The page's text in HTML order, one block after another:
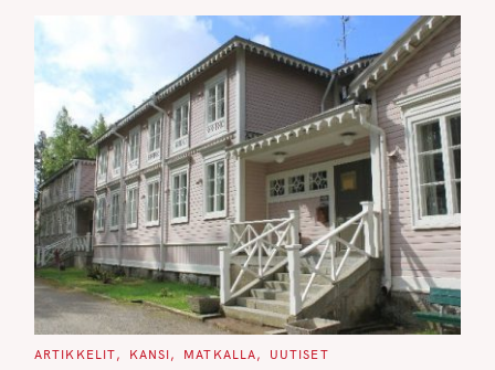
C
ARTIKKELIT KANSI MATKALLA UUTISET